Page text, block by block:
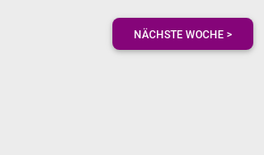
NÄCHSTE WOCHE >